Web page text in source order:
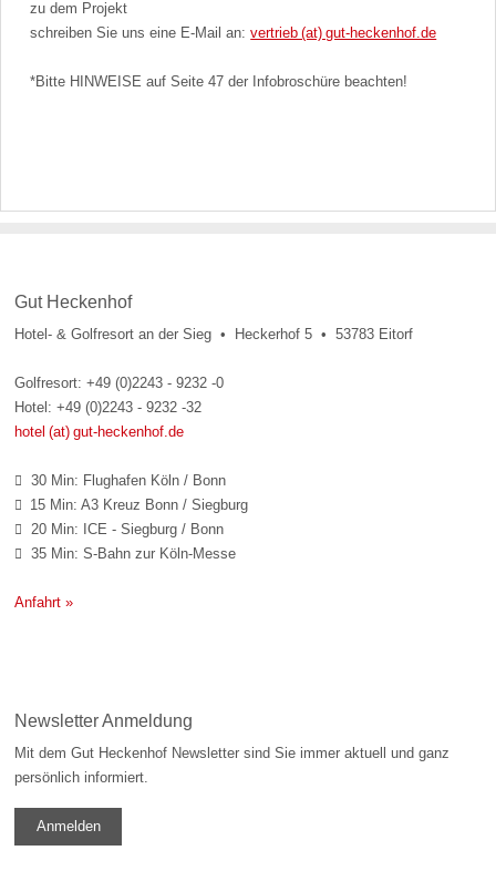
zu dem Projekt
schreiben Sie uns eine E-Mail an:vertrieb (at) gut-heckenhof.de
*Bitte HINWEISE auf Seite 47 der Infobroschüre beachten!
Gut Heckenhof
Hotel- & Golfresort an der Sieg • Heckerhof 5 • 53783 Eitorf
Golfresort: +49 (0)2243 - 9232 -0
Hotel: +49 (0)2243 - 9232 -32
hotel (at) gut-heckenhof.de
 30 Min: Flughafen Köln / Bonn
 15 Min: A3 Kreuz Bonn / Siegburg
 20 Min: ICE - Siegburg / Bonn
 35 Min: S-Bahn zur Köln-Messe
Anfahrt »
Newsletter Anmeldung
Mit dem Gut Heckenhof Newsletter sind Sie immer aktuell und ganz
persönlich informiert.
Anmelden